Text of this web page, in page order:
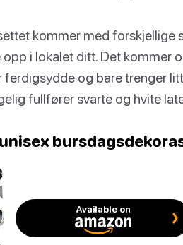
kommer med forskjellige
i lokalet ditt. Det kommer
og bare trenger
fullfører svarte og hvite
Available on